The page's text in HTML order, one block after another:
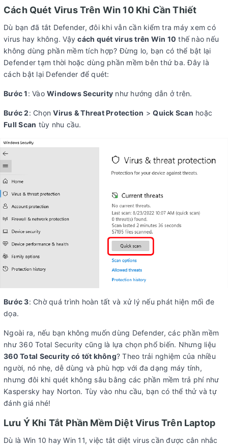
Cách Quét Virus Trên Win 10 Khi Cần Thiết
Dù bạn đã tắt Defender, đôi khi vẫn cần kiểm tra máy xem có
virus hay không. Vậycách quét virus trên Win 10 thế nào nếu
không dùng phần mềm tích hợp? Đừng lo, bạn có thể bật lại
Defender tạm thời hoặc dùng phần mềm bên thứ ba. Đây là
cách bật lại Defender để quét:
Bước 1: Vào Windows Security như hướng dẫn ở trên.
Bước 2: ChọnVirus & Threat Protection >Quick Scan hoặc
Full Scan tùy nhu cầu.
Bước 3: Chờ quá trình hoàn tất và xử lý nếu phát hiện mối đe
dọa.
Ngoài ra, nếu bạn không muốn dùng Defender, các phần mềm
như 360 Total Security cũng là lựa chọn phổ biến. Nhưng liệu
360 Total Security có tốt không? Theo trải nghiệm của nhiều
người, nó nhẹ, dễ dùng và phù hợp với đa dạng máy tính,
nhưng đôi khi quét không sâu bằng các phần mềm trả phí như
Kaspersky hay Norton. Tùy vào nhu cầu, bạn có thể thử và tự
đánh giá nhé!
Lưu Ý Khi Tắt Phần Mềm Diệt Virus Trên Laptop
Dù là Win 10 hay Win 11, việc tắt diệt virus cần được cân nhắc